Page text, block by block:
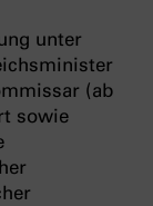
unter
(ab
sowie